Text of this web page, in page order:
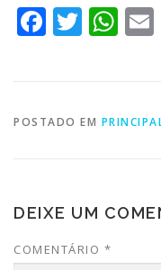
Facebook
Twitter
POSTADO EM
DEIXE UM
COMENTÁRIO *